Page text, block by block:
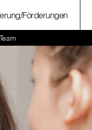
Förderungen